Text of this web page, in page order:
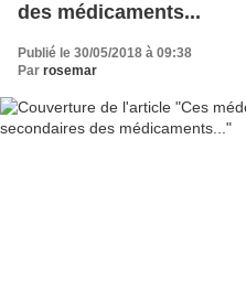
des médicaments...
Publié le 30/05/2018 à 09:38
Par rosemar